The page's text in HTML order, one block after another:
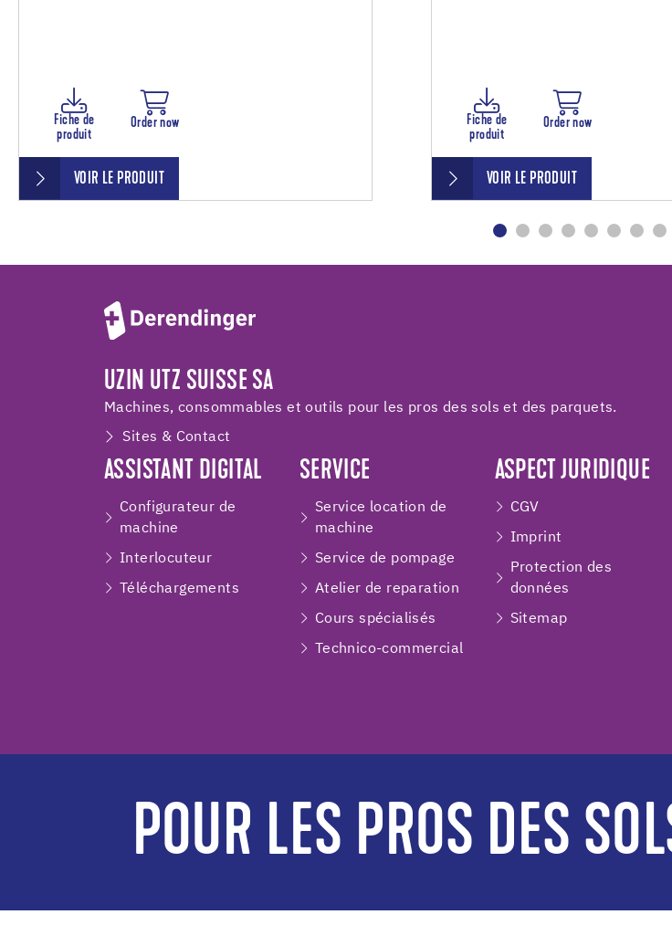
Fiche de
produit
Order now
VOIR LE PRODUIT
Fiche de
produit
Order now
VOIR LE PRODUIT
UZIN UTZ SUISSE SA
Machines, consommables et outils pour les pros des sols et des parquets.
Sites & Contact
ASSISTANT DIGITAL
Configurateur de
machine
Interlocuteur
Téléchargements
SERVICE
Service location de
machine
Service de pompage
Atelier de reparation
Cours spécialisés
Technico-commercial
ASPECT JURIDIQUE
CGV
Imprint
Protection des
données
Sitemap
POUR LES PROS DES